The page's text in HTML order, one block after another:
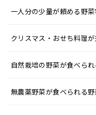
一人分の少量が頼める野
クリスマス・おせち料理
自然栽培の野菜が食べら
無農薬野菜が食べられる